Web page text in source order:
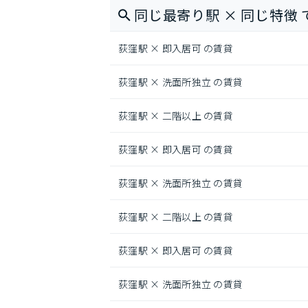
同じ最寄り駅 × 同じ特徴
荻窪駅 × 即入居可 の賃貸
荻窪駅 × 洗面所独立 の賃貸
荻窪駅 × 二階以上 の賃貸
荻窪駅 × 即入居可 の賃貸
荻窪駅 × 洗面所独立 の賃貸
荻窪駅 × 二階以上 の賃貸
荻窪駅 × 即入居可 の賃貸
荻窪駅 × 洗面所独立 の賃貸